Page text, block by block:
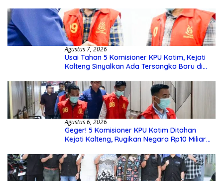
Agustus 7, 2026
Usai Tahan 5 Komisioner KPU Kotim, Kejati
Kalteng Sinyalkan Ada Tersangka Baru di
Agustus 6, 2026
Geger! 5 Komisioner KPU Kotim Ditahan
Kejati Kalteng, Rugikan Negara Rp10 Miliar